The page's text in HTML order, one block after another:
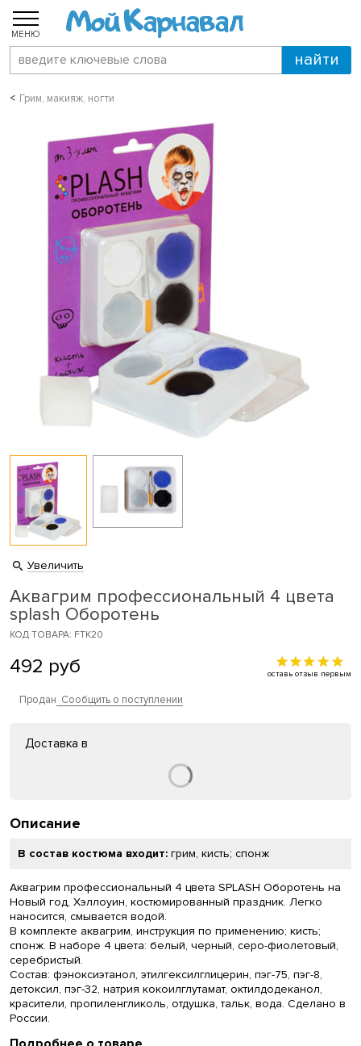
МЕНЮ
Грим, макияж, ногти
Увеличить
Аквагрим профессиональный 4 цвета
splash Оборотень
КОД ТОВАРА: FTK20
492 руб оставь отзыв первым
Продан Сообщить о поступлении
Доставка в
Описание
В состав костюма входит: грим, кисть; спонж
Аквагрим профессиональный 4 цвета SPLASH Оборотень на
Новый год, Хэллоуин, костюмированный праздник. Легко
наносится, смывается водой.
В комплекте аквагрим, инструкция по применению; кисть;
спонж. В наборе 4 цвета: белый, черный, серо-фиолетовый,
серебристый.
Состав: фэноксиэтанол, этилгексилглицерин, пэг-75, пэг-8,
детоксил, пэг-32, натрия кокоилглутамат, октилдодеканол,
красители, пропиленгликоль, отдушка, тальк, вода. Сделано в
России.